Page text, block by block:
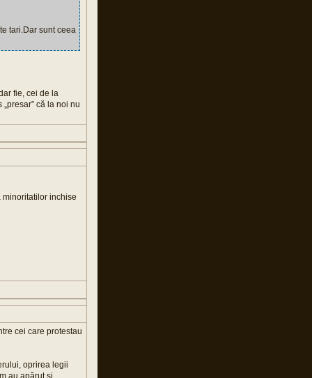
tari.Dar sunt ceea
fie, cei de la
că la noi nu
minoritatilor inchise
cei care protestau
oprirea legii
au apărut și